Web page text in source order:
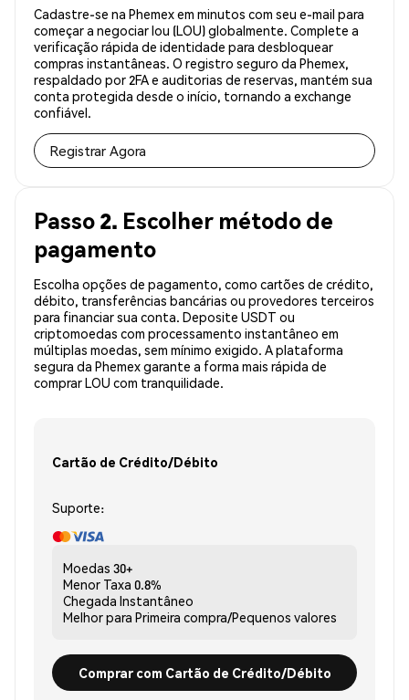
Cadastre-se na Phemex em minutos com seu e-mail para
começar a negociar lou (LOU) globalmente. Complete a
verificação rápida de identidade para desbloquear
compras instantâneas. O registro seguro da Phemex,
respaldado por 2FA e auditorias de reservas, mantém sua
conta protegida desde o início, tornando a exchange
confiável.
Registrar Agora
Passo 2. Escolher método de
pagamento
Escolha opções de pagamento, como cartões de crédito,
débito, transferências bancárias ou provedores terceiros
para financiar sua conta. Deposite USDT ou
criptomoedas com processamento instantâneo em
múltiplas moedas, sem mínimo exigido. A plataforma
segura da Phemex garante a forma mais rápida de
comprar LOU com tranquilidade.
Cartão de Crédito/Débito
Suporte:
Moedas 30+
Menor Taxa 0.8%
Chegada Instantâneo
Melhor para Primeira compra/Pequenos valores
Comprar com Cartão de Crédito/Débito